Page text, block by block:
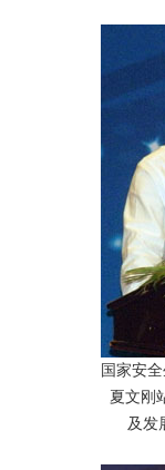
国家安
夏文刚
及发展